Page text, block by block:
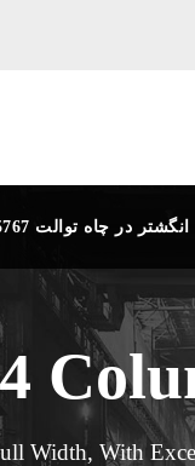
در چاه توالت 09129615767
Width, With